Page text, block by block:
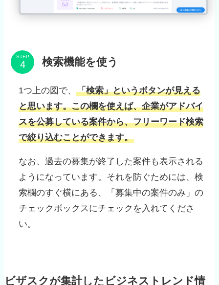
STEP 検索機能を使う
1つ上の図で、「検索」というボタンが見える
と思います。この欄を使えば、企業がアドバイ
スを公募している案件から、フリーワード検索
で絞り込むことができます。
なお、過去の募集が終了した案件も表示される
ようになっています。それを防ぐためには、検
索欄のすぐ横にある、「募集中の案件のみ」の
チェックボックスにチェックを入れてくださ
い。
ビザスクが集計したビジネストレンド情